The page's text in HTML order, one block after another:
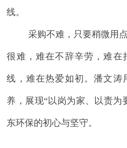
线。
采购不难，只要稍微用
很难，难在不辞辛劳，难在
线，难在热爱如初。潘文涛
养 ， 展现“以岗为家、以责为
东环保的初心与坚守。